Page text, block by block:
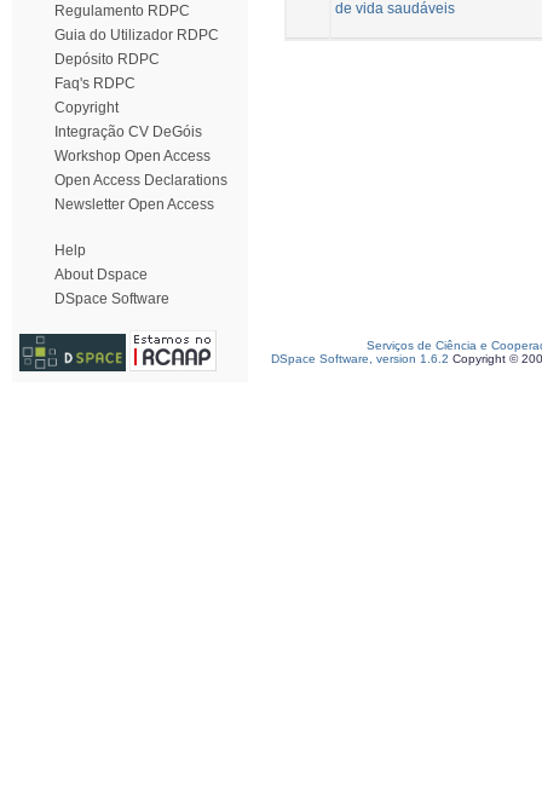
Regulamento RDPC
Guia do Utilizador RDPC
Depósito RDPC
Faq's RDPC
Copyright
Integração CV DeGóis
Workshop Open Access
Open Access Declarations
Newsletter Open Access
Help
About Dspace
DSpace Software
de vida saudáveis
Serviços de Ciência e
DSpace Software, version 1.6.2 Copyright ©